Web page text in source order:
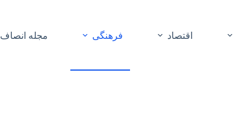
اقتصاد فرهنگی مجله انصاف